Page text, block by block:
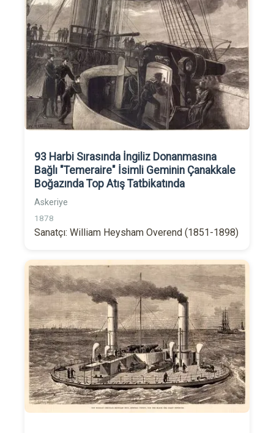
93 Harbi Sırasında İngiliz Donanmasına
Bağlı "Temeraire" İsimli Geminin Çanakkale
Boğazında Top Atış Tatbikatında
Askeriye
1878
Sanatçı: William Heysham Overend (1851-1898)